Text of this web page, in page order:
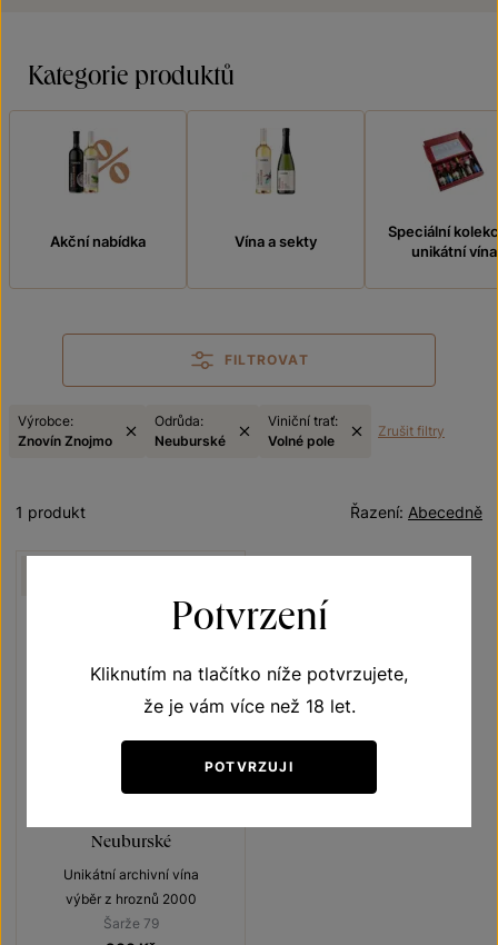
Kategorie produktů
Akční nabídka Vína a sekty
Speciální
unikátní vína
FILTROVAT
Výrobce:
Znovín Znojmo
Odrůda:
Neuburské
Viniční trať:
Volné pole
Zrušit filtry
Abecedně
Řazení:
1 produkt
Neuburské
Unikátní archivní vína
výběr z hroznů 2000
Šarže 79
Potvrzení
Kliknutím na tlačítko níže potvrzujete,
že je vám více než 18 let.
POTVRZUJI